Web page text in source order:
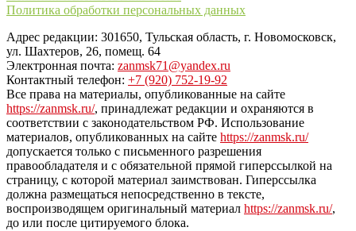
Политика обработки персональных данных
Адрес редакции: 301650, Тульская область, г. Новомосковск,
ул. Шахтеров, 26, помещ. 64
Электронная почта: zanmsk71@yandex.ru
Контактный телефон: +7 (920) 752-19-92
Все права на материалы, опубликованные на сайте
https://zanmsk.ru/, принадлежат редакции и охраняются в
соответствии с законодательством РФ. Использование
материалов, опубликованных на сайте https://zanmsk.ru/
допускается только с письменного разрешения
правообладателя и с обязательной прямой гиперссылкой на
страницу, с которой материал заимствован. Гиперссылка
должна размещаться непосредственно в тексте,
воспроизводящем оригинальный материал https://zanmsk.ru/,
до или после цитируемого блока.